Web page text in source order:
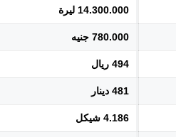
14.300.000 ليرة
780.000 جنيه
494 ريال
481 دينار
4.186 شيكل